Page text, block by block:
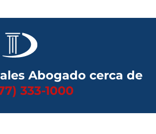
Abogado cerca de
333-1000